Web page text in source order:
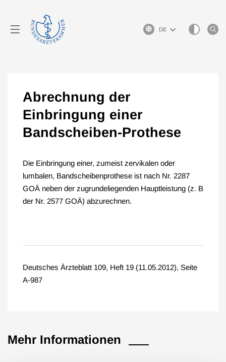
Sprachauswahl
Abrechnung der
Einbringung einer
Bandscheiben-Prothese
Die Einbringung einer, zumeist zervikalen oder
lumbalen, Bandscheibenprothese ist nach Nr. 2287
GOÄ neben der zugrundeliegenden Hauptleistung (z. B
der Nr. 2577 GOÄ) abzurechnen.
Deutsches Ärzteblatt 109, Heft 19 (11.05.2012), Seite
A-987
Mehr Informationen